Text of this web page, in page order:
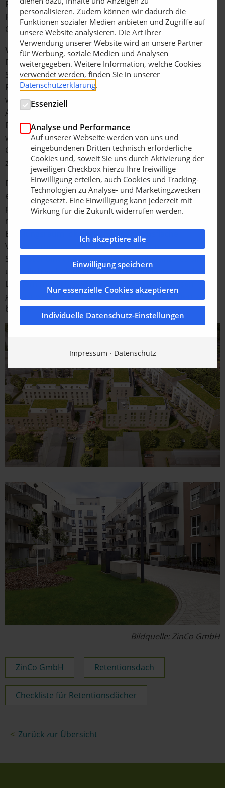
Rasengittersteine verlegt. Solche versickerungsaktiven
Flächen gewährleisten bei Starkregen zügige
Oberflächenentwässerung.
Vielfältige Pflanzenauswahl
Die Gestaltung mit Solitärbäumen und
Strauchpflanzungen inmitten ausgedehnter
Rasenflächen verleiht dem Wohnquartier einen
weiträumigen Ausdruck. Insgesamt 20 verschiedene
Arten, darunter Magnolien, Edelflieder, Japanische
Blütenkirsche, Zierapfel und Gemeiner Schneeball,
wachsen auf dem Gelände. Inmitten des vielfältigen
Grüns laden Sitzbänke und Spielplatzgeräte Jung und Alt
zum Aufenthalt ein.
Das Wohnquartier Noltemeyer Höfe zeigt auf
eindrucksvolle Weise, dass Retentionsdächer heute ein
probates Mittel sind, um Hochwassergefahr zu
reduzieren. Regenwasserrückhalt, grüner
Erholungsraum, ökologische Ausgleichsfläche,
Verbesserung des Kleinklimas, Staub- und
Schadstoffbindung, Schutz der Bausubstanz – es sind
unendlich viele Aspekte der Nachhaltigkeit, die auf
Dächern möglich sind. Sie alle wollen und müssen
genutzt werden, um ökologisch zukunftsorientiert zu
bauen.
Bildquelle: ZinCo GmbH
ZinCo GmbH Retentionsdach
Checkliste für Retentionsdächer
Zurück zur Übersicht
personalisieren. Zudem können wir dadurch die
Funktionen sozialer Medien anbieten und Zugriffe auf
unsere Website analysieren. Die Art Ihrer
Verwendung unserer Website wird an unsere Partner
für Werbung, soziale Medien und Analysen
weitergegeben. Weitere Information, welche Cookies
verwendet werden, finden Sie in unserer
Datenschutzerklärung.
Essenziell
Analyse und Performance
Auf unserer Webseite werden von uns und
eingebundenen Dritten technisch erforderliche
Cookies und, soweit Sie uns durch Aktivierung der
jeweiligen Checkbox hierzu Ihre freiwillige
Einwilligung erteilen, auch Cookies und Tracking-
Technologien zu Analyse- und Marketingzwecken
eingesetzt. Eine Einwilligung kann jederzeit mit
Wirkung für die Zukunft widerrufen werden.
Ich akzeptiere alle
Einwilligung speichern
Nur essenzielle Cookies akzeptieren
Individuelle Datenschutz-Einstellungen
Impressum Datenschutz